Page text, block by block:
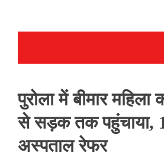
पुरोला में बीमार
से सड़क तक पहुंचाया,
अस्पताल रेफर